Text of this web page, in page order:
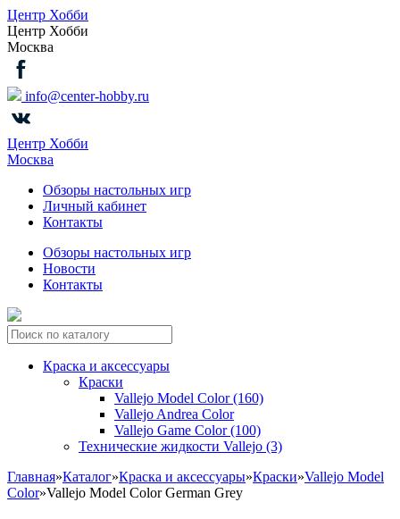
Центр Хобби
Центр Хобби
Москва
info@center-hobby.ru
Центр Хобби
Москва
Обзоры настольных игр
Личный кабинет
Контакты
Обзоры настольных игр
Новости
Контакты
Краска и аксессуары
Краски
Vallejo Model Color (160)
Vallejo Andrea Color
Vallejo Game Color (100)
Технические жидкости Vallejo (3)
Главная»Каталог»Краска и аксессуары»Краски»Vallejo Model
Color»Vallejo Model Color German Grey